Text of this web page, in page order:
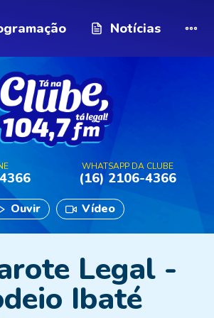
Notícias
WHATSAPP DA CLUBE
(16) 2106-4366
Ouvir Vídeo
Legal -
Ibaté